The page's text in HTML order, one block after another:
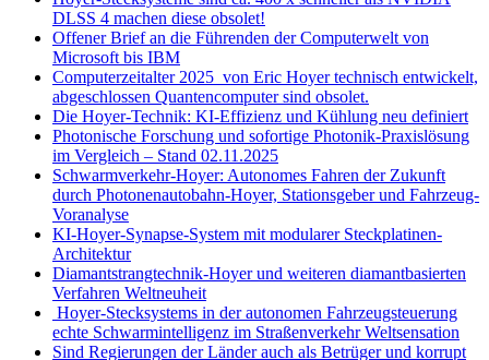
DLSS 4 machen diese obsolet!
Offener Brief an die Führenden der Computerwelt von
Microsoft bis IBM
Computerzeitalter 2025 von Eric Hoyer technisch entwickelt,
abgeschlossen Quantencomputer sind obsolet.
Die Hoyer-Technik: KI-Effizienz und Kühlung neu definiert
Photonische Forschung und sofortige Photonik-Praxislösung
im Vergleich – Stand 02.11.2025
Schwarmverkehr-Hoyer: Autonomes Fahren der Zukunft
durch Photonenautobahn-Hoyer, Stationsgeber und Fahrzeug-
Voranalyse
KI-Hoyer-Synapse-System mit modularer Steckplatinen-
Architektur
Diamantstrangtechnik-Hoyer und weiteren diamantbasierten
Verfahren Weltneuheit
Hoyer-Stecksystems in der autonomen Fahrzeugsteuerung
echte Schwarmintelligenz im Straßenverkehr Weltsensation
Sind Regierungen der Länder auch als Betrüger und korrupt